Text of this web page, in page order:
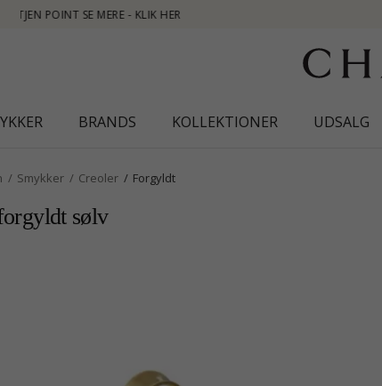
BRANDS KOLLEKTIONER UDSALG
Smykker Creoler Forgyldt
sølv